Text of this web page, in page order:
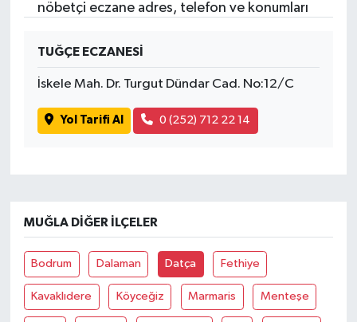
nöbetçi eczane adres, telefon ve konumları
TUĞÇE ECZANESİ
İskele Mah. Dr. Turgut Dündar Cad. No:12/C
Yol Tarifi Al 0 (252) 712 22 14
MUĞLA DIĞER İLÇELER
Bodrum Dalaman Datça Fethiye
Kavaklıdere Köyceğiz Marmaris Menteşe
SAĞLIK
SPOR
TARIM
TEKNOLOJİ
VİDEO HABER
YAŞAM